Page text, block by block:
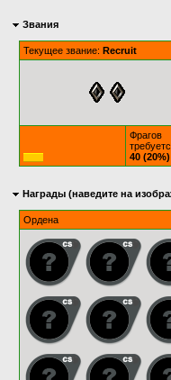
Звания
Текущее звание: Recruit
Фрагов
40 (20%)
Награды (наведите на
Ордена